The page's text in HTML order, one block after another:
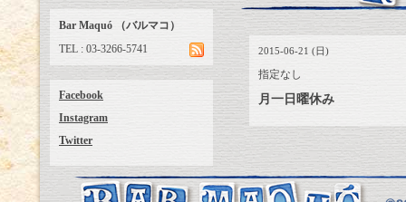
2015-06-21 (日)
指定なし
月一日曜休み
Bar Maquó （バルマコ）
TEL : 03-3266-5741
Facebook
Instagram
Twitter